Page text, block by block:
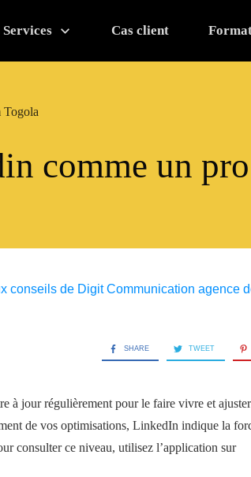
Services Cas client
Togola
comme un pro
SHARE TWEET
à jour régulièrement pour le faire vivre et ajuster
de vos optimisations, LinkedIn indique la
consulter ce niveau, utilisez l’application sur